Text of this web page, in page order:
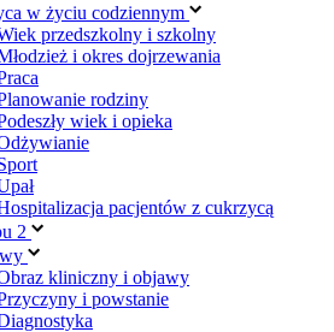
w życiu codziennym
przedszkolny i szkolny
i okres dojrzewania
rodziny
wiek i opieka
pacjentów z cukrzycą
2
kliniczny i objawy
i powstanie